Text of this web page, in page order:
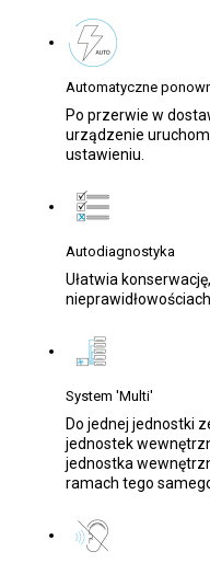
Automatyczne
Po przerwie w
urządzenie
ustawieniu.
Autodiagnostyka
Ułatwia
System 'Multi'
Do jednej jednostki
jednostek
jednostka
ramach tego